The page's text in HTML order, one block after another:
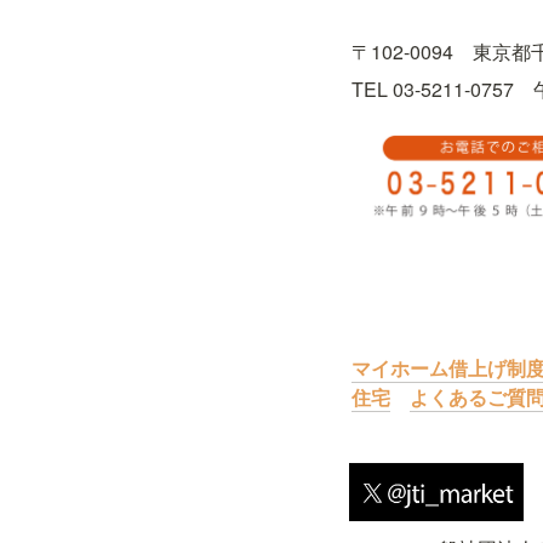
〒102-0094　東京都
TEL 03-5211-0757　
マイホーム借上げ制
住宅
よくあるご質